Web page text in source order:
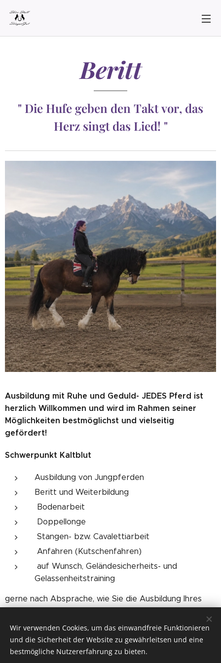
Beritt
" Die Hufe geben den Takt vor, das
Herz singt das Lied! "
Ausbildung mit Ruhe und Geduld- JEDES Pferd ist
herzlich Willkommen und wird im Rahmen seiner
Möglichkeiten bestmöglichst und vielseitig
gefördert!
Schwerpunkt Kaltblut
Ausbildung von Jungpferden
Beritt und Weiterbildung
Bodenarbeit
Doppellonge
Stangen- bzw. Cavalettiarbeit
Anfahren (Kutschenfahren)
auf Wunsch, Geländesicherheits- und
Gelassenheitstraining
gerne nach Absprache, wie Sie die Ausbildung Ihres
Beritt mit Box ab 800,00 € pro Monat
Wir verwenden Cookies, um das einwandfreie Funktionieren
und die Sicherheit der Website zu gewährleitsen und eine
bestmögliche Nutzererfahrung zu bieten.